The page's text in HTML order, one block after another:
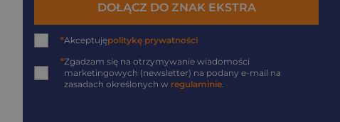
DOŁĄCZ DO ZNAK EKSTRA
*Akceptujępolitykę prywatności
*Zgadzam się na otrzymywanie wiadomości
marketingowych (newsletter) na podany e-mail na
zasadach określonych w regulaminie.